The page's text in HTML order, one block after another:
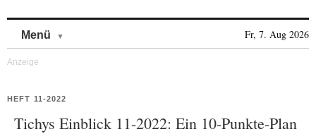
Menü Fr, 7. Aug 2026
HEFT 11-2022
Tichys Einblick 11-2022: Ein 10-Punkte-Plan